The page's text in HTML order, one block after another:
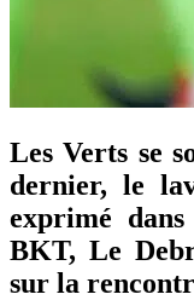
Les Verts se
dernier, le
exprimé
BKT, Le
sur la